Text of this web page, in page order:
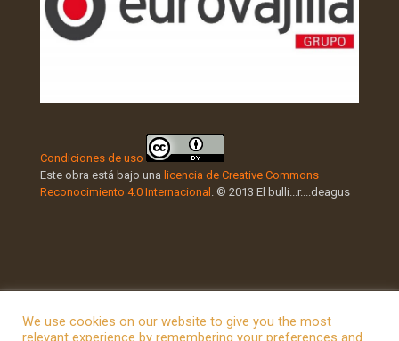
Condiciones de uso
Este obra está bajo una licencia de Creative Commons
Reconocimiento 4.0 Internacional . © 2013 El bulli...r....deagus
We use cookies on our website to give you the most
relevant experience by remembering your preferences and